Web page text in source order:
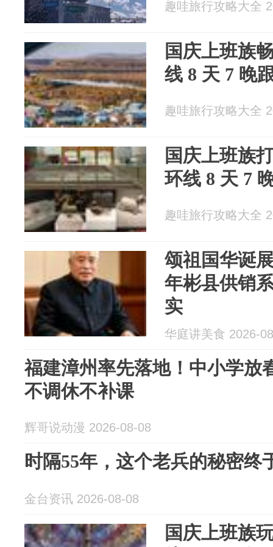
趣哇旅行攻略大全
国庆上班族
线 8 天 7 晚
趣哇旅行攻略大全
国庆上班族
环线 8 天 7
趣哇旅行攻略大全
颂祖国华诞
年彬县供销
实
华庭讲美食 2026-
福建漳州率先落地！中小学放
不调休不补课
辉哥说动漫 2026-08-08
时隔55年，这个老兵的秘密
金台资讯 2026-08-08
国庆上班族